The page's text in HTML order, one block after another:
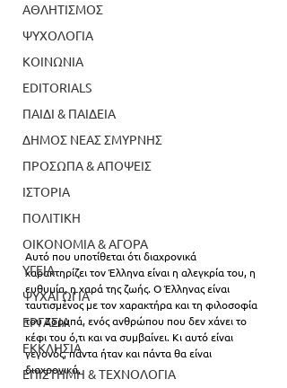
ΑΘΛΗΤΙΣΜΟΣ
ΨΥΧΟΛΟΓΙΑ
ΚΟΙΝΩΝΙΑ
EDITORIALS
ΠΑΙΔΙ & ΠΑΙΔΕΙΑ
ΔΗΜΟΣ ΝΕΑΣ ΣΜΥΡΝΗΣ
ΠΡΟΣΩΠΑ & ΑΠΟΨΕΙΣ
ΙΣΤΟΡΙΑ
ΠΟΛΙΤΙΚΗ
ΟΙΚΟΝΟΜΙΑ & ΑΓΟΡΑ
ΥΓΕΙΑ
ΨΥΧΑΓΩΓΙΑ
ΕΡΓΑΣΙΑ
ΕΚΚΛΗΣΙΑ
ΕΠΙΣΤΗΜΗ & ΤΕΧΝΟΛΟΓΙΑ
Αυτό που υποτίθεται ότι διαχρονικά
χαρακτηρίζει τον Έλληνα είναι η αλεγκρία του, η
ευθυμία, η χαρά της ζωής. Ο Έλληνας είναι
ταυτισμένος με τον χαρακτήρα και τη φιλοσοφία
του Ζορμπά, ενός ανθρώπου που δεν χάνει το
κέφι του ό,τι και να συμβαίνει. Κι αυτό είναι
γεγονός, πάντα ήταν και πάντα θα είναι
διαχρονικά.